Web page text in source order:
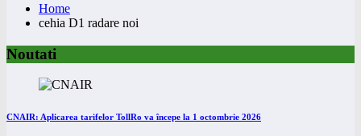
Home
cehia D1 radare noi
Noutati
CNAIR: Aplicarea tarifelor TollRo va începe la 1 octombrie 2026